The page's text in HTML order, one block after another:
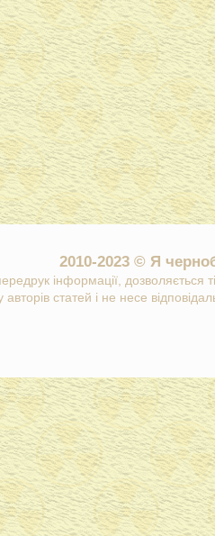
2010-2023 © Я
інформації, дозволяється
статей і не несе